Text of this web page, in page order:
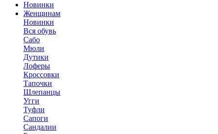
Новинки
Женщинам
Новинки
Вся обувь
Сабо
Мюли
Дутики
Лоферы
Кроссовки
Тапочки
Шлепанцы
Угги
Туфли
Сапоги
Сандалии